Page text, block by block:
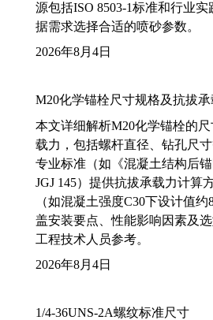
源包括ISO 8503-1标准和行业
据需求选择合适的喷砂参数。
2026年8月4日
M20化学锚栓尺寸规格及抗拔
本文详细解析M20化学锚栓的
载力，包括螺杆直径、钻孔尺
专业标准（如《混凝土结构后锚
JGJ 145）提供抗拔承载力计算
（如混凝土强度C30下设计值
盖安装要点、性能影响因素及
工程技术人员参考。
2026年8月4日
1/4-36UNS-2A螺纹标准尺寸